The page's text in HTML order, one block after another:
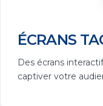
ÉCRANS
Des écrans
captiver votre